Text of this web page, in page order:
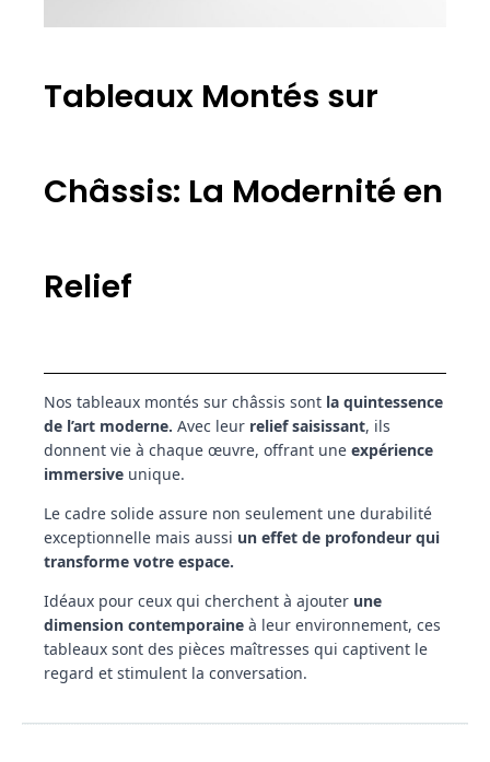
Tableaux Montés sur
Châssis: La Modernité en
Relief
Nos tableaux montés sur châssis sont la quintessence
de l’art moderne. Avec leur relief saisissant, ils
donnent vie à chaque œuvre, offrant une expérience
immersive unique.
Le cadre solide assure non seulement une durabilité
exceptionnelle mais aussi un effet de profondeur qui
transforme votre espace.
Idéaux pour ceux qui cherchent à ajouter une
dimension contemporaine à leur environnement, ces
tableaux sont des pièces maîtresses qui captivent le
regard et stimulent la conversation.